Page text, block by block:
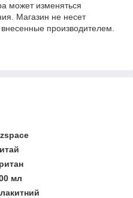
может изменяться
Магазин не несет
производителем.
мл